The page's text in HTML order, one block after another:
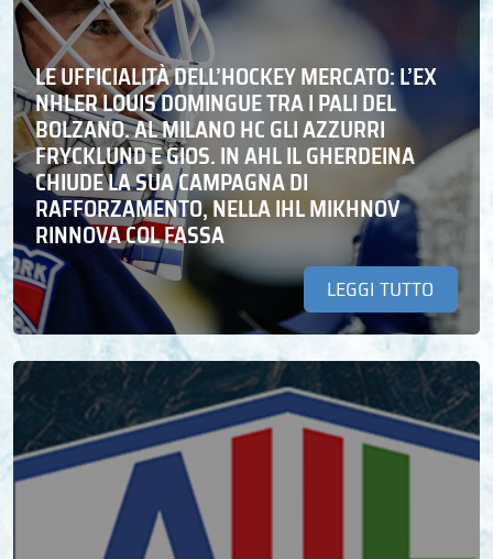
LE UFFICIALITÀ DELL’HOCKEY MERCATO: L’EX
NHLER LOUIS DOMINGUE TRA I PALI DEL
BOLZANO. AL MILANO HC GLI AZZURRI
FRYCKLUND E GIOS. IN AHL IL GHERDEINA
CHIUDE LA SUA CAMPAGNA DI
RAFFORZAMENTO, NELLA IHL MIKHNOV
RINNOVA COL FASSA
LEGGI TUTTO